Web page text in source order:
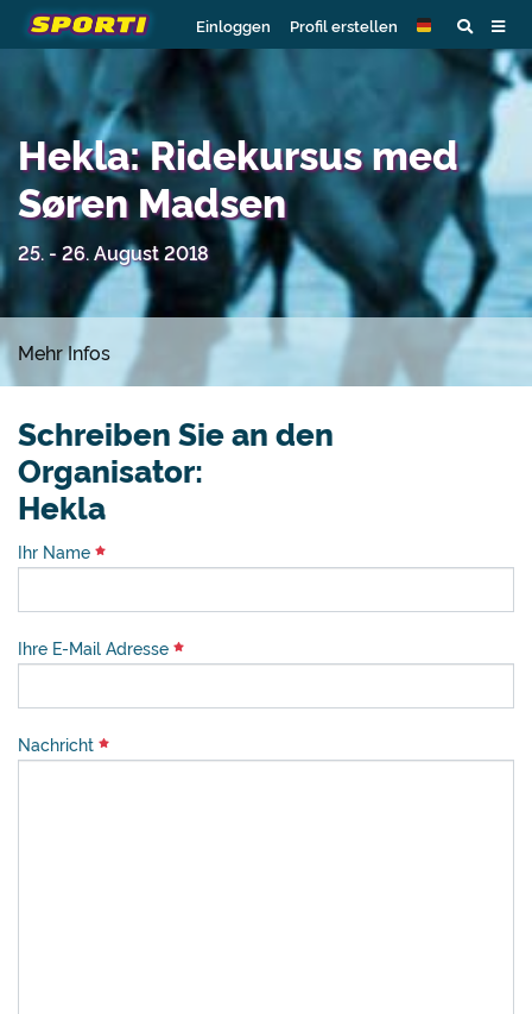
Einloggen Profil erstellen
Hekla: Ridekursus med
Søren Madsen
25. - 26. August 2018
Mehr Infos
Schreiben Sie an den
Organisator:
Hekla
Ihr Name
Ihre E-Mail Adresse
Nachricht